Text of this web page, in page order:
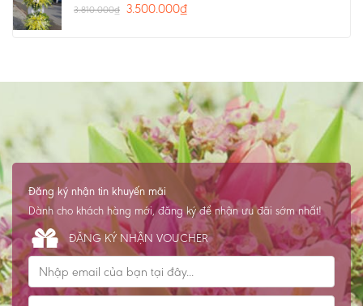
3.810.000₫ 3.500.000₫
Đăng ký nhận tin khuyến mãi
Dành cho khách hàng mới, đăng ký để nhận ưu đãi sớm nhất!
ĐĂNG KÝ NHẬN VOUCHER